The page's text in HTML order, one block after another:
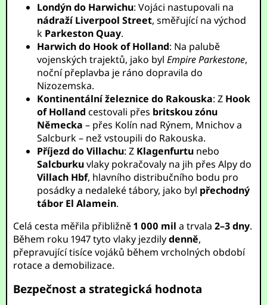
Londýn do Harwichu: Vojáci nastupovali na
nádraží Liverpool Street, směřující na východ
k Parkeston Quay.
Harwich do Hook of Holland: Na palubě
vojenských trajektů, jako bylEmpire Parkestone,
noční přeplavba je ráno dopravila do
Nizozemska.
Kontinentální železnice do Rakouska: Z Hook
of Holland cestovali přes britskou zónu
Německa – přes Kolín nad Rýnem, Mnichov a
Salcburk – než vstoupili do Rakouska.
Příjezd do Villachu: Z Klagenfurtu nebo
Salcburkuvlaky pokračovaly na jih přes Alpy do
Villach Hbf, hlavního distribučního bodu pro
posádky a nedaleké tábory, jako byl přechodný
tábor El Alamein.
Celá cesta měřila přibližně1 000 mil a trvala2–3 dny.
Během roku 1947 tyto vlaky jezdilydenně,
přepravující tisíce vojáků během vrcholných období
rotace a demobilizace.
Bezpečnost a strategická hodnota